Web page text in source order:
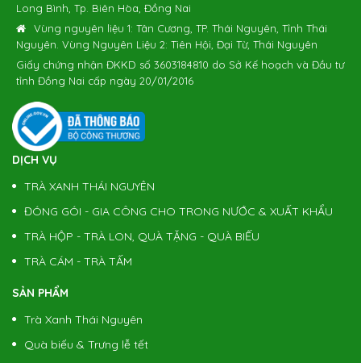
Bộ Trà Móc Câu Thượng Hạng 800g
Giá:(1) 650.000 đ
Giá:(1) 600.000 đ
Giá: (1) 550.000 đ
Trà Thái Nguyên - Nõn Tôm 5 sao
Giá: (1) 600.000 đ/kg
Long Bình, Tp. Biên Hòa, Đồng Nai
Vùng nguyên liệu 1: Tân Cương, TP. Thái Nguyên, Tỉnh Thái
Nguyên. Vùng Nguyên Liệu 2: Tiên Hội, Đại Từ, Thái Nguyên
Giấy chứng nhận ĐKKD số 3603184810 do Sở Kế hoạch và Đầu tư
tỉnh Đồng Nai cấp ngày 20/01/2016
DỊCH VỤ
TRÀ XANH THÁI NGUYÊN
ĐÓNG GÓI - GIA CÔNG CHO TRONG NƯỚC & XUẤT KHẨU
TRÀ HỘP - TRÀ LON, QUÀ TẶNG - QUÀ BIẾU
TRÀ CÁM - TRÀ TẤM
SẢN PHẨM
Trà Xanh Thái Nguyên
Quà biếu & Trưng lễ tết